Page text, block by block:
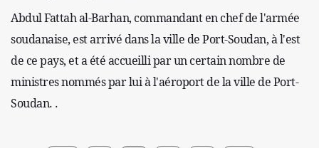
Abdul Fattah al-Barhan, commandant en chef de l'armée
soudanaise, est arrivé dans la ville de Port-Soudan, à l'est
de ce pays, et a été accueilli par un certain nombre de
ministres nommés par lui à l'aéroport de la ville de Port-
Soudan. .